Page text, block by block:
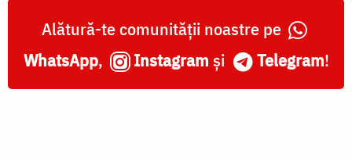
Alătură-te comunității noastre pe
WhatsApp, Instagram și Telegram!